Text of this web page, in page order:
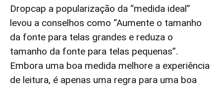
Dropcap a popularização da “medida ideal”
levou a conselhos como “Aumente o tamanho
da fonte para telas grandes e reduza o
tamanho da fonte para telas pequenas”.
Embora uma boa medida melhore a experiência
de leitura, é apenas uma regra para uma boa